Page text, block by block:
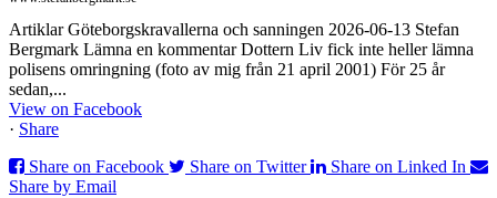
Artiklar Göteborgskravallerna och sanningen 2026-06-13 Stefan
Bergmark Lämna en kommentar Dottern Liv fick inte heller lämna
polisens omringning (foto av mig från 21 april 2001) För 25 år
sedan,...
View on Facebook
· Share
Share on Facebook
Share on Twitter
Share on Linked In
Share by Email